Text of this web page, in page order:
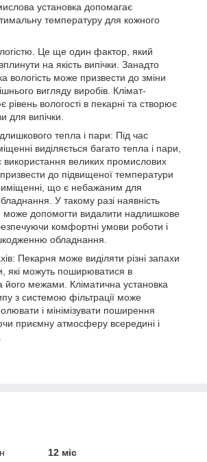
установка допомагає
температуру для кожного
Це ще один фактор, який
на якість випічки. Занадто
вологість може призвести до зміни
вигляду виробів. Клімат-
рівень вологості в пекарні та створює
для випічки.
тепла і пари: Під час
виділяється багато тепла і пари,
використання великих промислових
до підвищеної температури
що є небажаним для
У такому разі наявність
може допомогти видалити надлишкове
комфортні умови роботи і
обладнання.
Пекарня може виділяти різні запахи
які можуть поширюватися в
його межами. Кліматична установка
з системою фільтрації може
і мінімізувати поширення
приємну атмосферу всередині і
12 міс